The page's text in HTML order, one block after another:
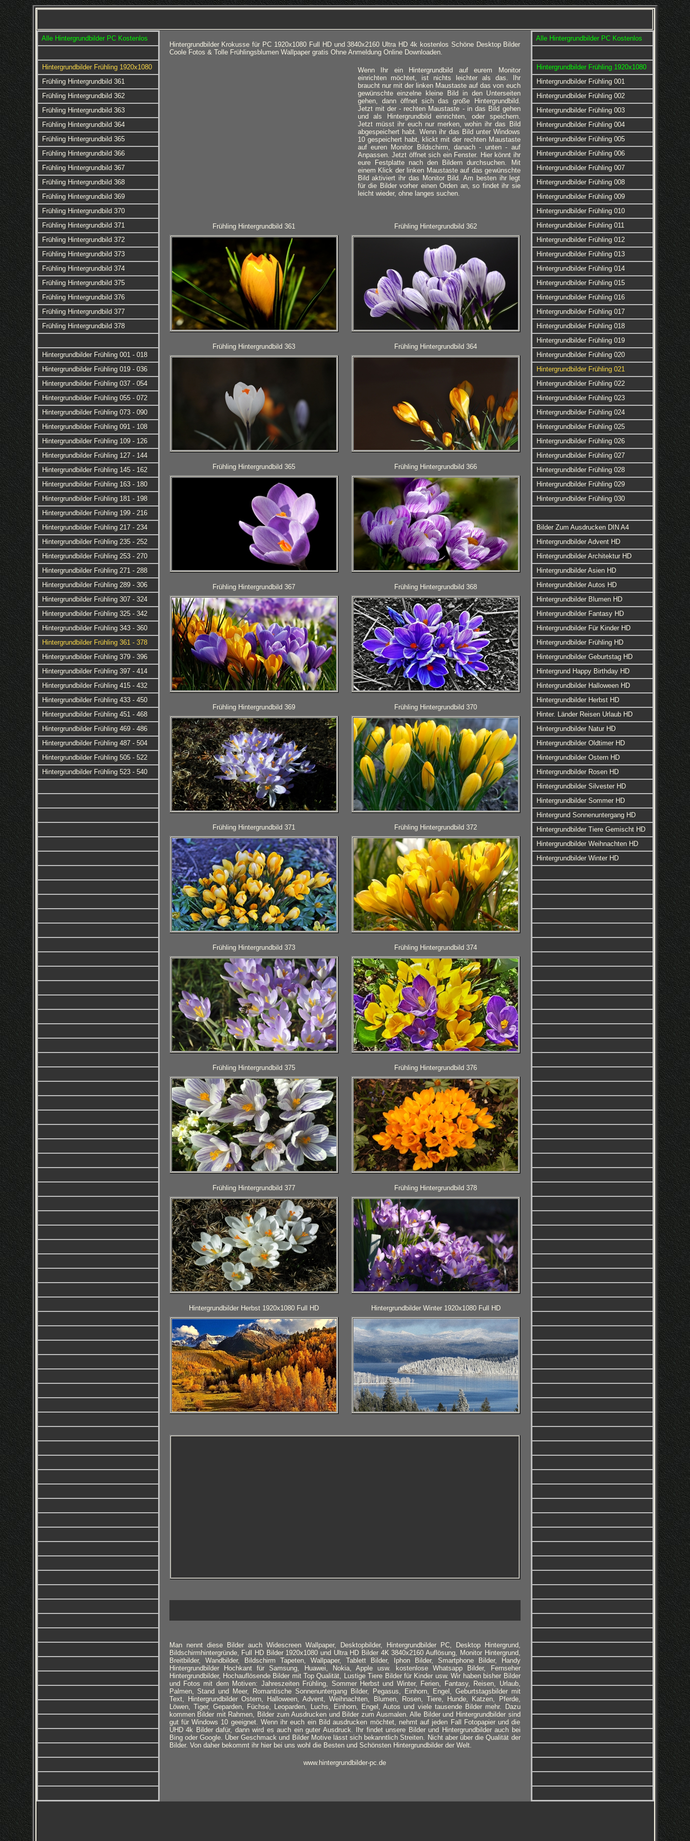
Alle Hintergrundbilder PC Kostenlos
Hintergrundbilder Frühling 1920x1080
Frühling Hintergrundbild 361
Frühling Hintergrundbild 362
Frühling Hintergrundbild 363
Frühling Hintergrundbild 364
Frühling Hintergrundbild 365
Frühling Hintergrundbild 366
Frühling Hintergrundbild 367
Frühling Hintergrundbild 368
Frühling Hintergrundbild 369
Frühling Hintergrundbild 370
Frühling Hintergrundbild 371
Frühling Hintergrundbild 372
Frühling Hintergrundbild 373
Frühling Hintergrundbild 374
Frühling Hintergrundbild 375
Frühling Hintergrundbild 376
Frühling Hintergrundbild 377
Frühling Hintergrundbild 378
Hintergrundbilder Frühling 001 - 018
Hintergrundbilder Frühling 019 - 036
Hintergrundbilder Frühling 037 - 054
Hintergrundbilder Frühling 055 - 072
Hintergrundbilder Frühling 073 - 090
Hintergrundbilder Frühling 091 - 108
Hintergrundbilder Frühling 109 - 126
Hintergrundbilder Frühling 127 - 144
Hintergrundbilder Frühling 145 - 162
Hintergrundbilder Frühling 163 - 180
Hintergrundbilder Frühling 181 - 198
Hintergrundbilder Frühling 199 - 216
Hintergrundbilder Frühling 217 - 234
Hintergrundbilder Frühling 235 - 252
Hintergrundbilder Frühling 253 - 270
Hintergrundbilder Frühling 271 - 288
Hintergrundbilder Frühling 289 - 306
Hintergrundbilder Frühling 307 - 324
Hintergrundbilder Frühling 325 - 342
Hintergrundbilder Frühling 343 - 360
Hintergrundbilder Frühling 361 - 378
Hintergrundbilder Frühling 379 - 396
Hintergrundbilder Frühling 397 - 414
Hintergrundbilder Frühling 415 - 432
Hintergrundbilder Frühling 433 - 450
Hintergrundbilder Frühling 451 - 468
Hintergrundbilder Frühling 469 - 486
Hintergrundbilder Frühling 487 - 504
Hintergrundbilder Frühling 505 - 522
Hintergrundbilder Frühling 523 - 540
Hintergrundbilder Krokusse für PC 1920x1080 Full HD und 3840x2160 Ultra HD 4k kostenlos Schöne Desktop Bilder
Coole Fotos & Tolle Frühlingsblumen Wallpaper gratis Ohne Anmeldung Online Downloaden.
Wenn Ihr ein Hintergrundbild auf eurem Monitor
einrichten möchtet, ist nichts leichter als das. Ihr
braucht nur mit der linken Maustaste auf das von euch
gewünschte einzelne kleine Bild in den Unterseiten
gehen, dann öffnet sich das große Hintergrundbild.
Jetzt mit der - rechten Maustaste - in das Bild gehen
und als Hintergrundbild einrichten, oder speichern.
Jetzt müsst ihr euch nur merken, wohin ihr das Bild
abgespeichert habt. Wenn ihr das Bild unter Windows
10 gespeichert habt, klickt mit der rechten Maustaste
auf euren Monitor Bildschirm, danach - unten - auf
Anpassen. Jetzt öffnet sich ein Fenster. Hier könnt ihr
eure Festplatte nach den Bildern durchsuchen. Mit
einem Klick der linken Maustaste auf das gewünschte
Bild aktiviert ihr das Monitor Bild. Am besten ihr legt
für die Bilder vorher einen Orden an, so findet ihr sie
leicht wieder, ohne langes suchen.
Frühling Hintergrundbild 361 Frühling Hintergrundbild 362
Frühling Hintergrundbild 363 Frühling Hintergrundbild 364
Frühling Hintergrundbild 365 Frühling Hintergrundbild 366
Frühling Hintergrundbild 367 Frühling Hintergrundbild 368
Frühling Hintergrundbild 369 Frühling Hintergrundbild 370
Frühling Hintergrundbild 371 Frühling Hintergrundbild 372
Frühling Hintergrundbild 373 Frühling Hintergrundbild 374
Frühling Hintergrundbild 375 Frühling Hintergrundbild 376
Frühling Hintergrundbild 377 Frühling Hintergrundbild 378
Hintergrundbilder Herbst 1920x1080 Full HD Hintergrundbilder Winter 1920x1080 Full HD
Man nennt diese Bilder auch Widescreen Wallpaper, Desktopbilder, Hintergrundbilder PC, Desktop Hintergrund,
Bildschirmhintergründe, Full HD Bilder 1920x1080 und Ultra HD Bilder 4K 3840x2160 Auflösung, Monitor Hintergrund,
Breitbilder, Wandbilder, Bildschirm Tapeten, Wallpaper, Tablett Bilder, Iphon Bilder, Smartphone Bilder, Handy
Hintergrundbilder Hochkant für Samsung, Huawei, Nokia, Apple usw. kostenlose Whatsapp Bilder, Fernseher
Hintergrundbilder, Hochauflösende Bilder mit Top Qualität, Lustige Tiere Bilder für Kinder usw. Wir haben bisher Bilder
und Fotos mit dem Motiven: Jahreszeiten Frühling, Sommer Herbst und Winter, Ferien, Fantasy, Reisen, Urlaub,
Palmen, Stand und Meer, Romantische Sonnenuntergang Bilder, Pegasus, Einhorn, Engel, Geburtstagsbilder mit
Text, Hintergrundbilder Ostern, Halloween, Advent, Weihnachten, Blumen, Rosen, Tiere, Hunde, Katzen, Pferde,
Löwen, Tiger, Geparden, Füchse, Leoparden, Luchs, Einhorn, Engel, Autos und viele tausende Bilder mehr. Dazu
kommen Bilder mit Rahmen, Bilder zum Ausdrucken und Bilder zum Ausmalen. Alle Bilder und Hintergrundbilder sind
gut für Windows 10 geeignet. Wenn ihr euch ein Bild ausdrucken möchtet, nehmt auf jeden Fall Fotopapier und die
UHD 4k Bilder dafür, dann wird es auch ein guter Ausdruck. Ihr findet unsere Bilder und Hintergrundbilder auch bei
Bing oder Google. Über Geschmack und Bilder Motive lässt sich bekanntlich Streiten. Nicht aber über die Qualität der
Bilder. Von daher bekommt ihr hier bei uns wohl die Besten und Schönsten Hintergrundbilder der Welt.
www.hintergrundbilder-pc.de
Alle Hintergrundbilder PC Kostenlos
Hintergrundbilder Frühling 1920x1080
Hintergrundbilder Frühling 001
Hintergrundbilder Frühling 002
Hintergrundbilder Frühling 003
Hintergrundbilder Frühling 004
Hintergrundbilder Frühling 005
Hintergrundbilder Frühling 006
Hintergrundbilder Frühling 007
Hintergrundbilder Frühling 008
Hintergrundbilder Frühling 009
Hintergrundbilder Frühling 010
Hintergrundbilder Frühling 011
Hintergrundbilder Frühling 012
Hintergrundbilder Frühling 013
Hintergrundbilder Frühling 014
Hintergrundbilder Frühling 015
Hintergrundbilder Frühling 016
Hintergrundbilder Frühling 017
Hintergrundbilder Frühling 018
Hintergrundbilder Frühling 019
Hintergrundbilder Frühling 020
Hintergrundbilder Frühling 021
Hintergrundbilder Frühling 022
Hintergrundbilder Frühling 023
Hintergrundbilder Frühling 024
Hintergrundbilder Frühling 025
Hintergrundbilder Frühling 026
Hintergrundbilder Frühling 027
Hintergrundbilder Frühling 028
Hintergrundbilder Frühling 029
Hintergrundbilder Frühling 030
Bilder Zum Ausdrucken DIN A4
Hintergrundbilder Advent HD
Hintergrundbilder Architektur HD
Hintergrundbilder Asien HD
Hintergrundbilder Autos HD
Hintergrundbilder Blumen HD
Hintergrundbilder Fantasy HD
Hintergrundbilder Für Kinder HD
Hintergrundbilder Frühling HD
Hintergrundbilder Geburtstag HD
Hintergrund Happy Birthday HD
Hintergrundbilder Halloween HD
Hintergrundbilder Herbst HD
Hinter. Länder Reisen Urlaub HD
Hintergrundbilder Natur HD
Hintergrundbilder Oldtimer HD
Hintergrundbilder Ostern HD
Hintergrundbilder Rosen HD
Hintergrundbilder Silvester HD
Hintergrundbilder Sommer HD
Hintergrund Sonnenuntergang HD
Hintergrundbilder Tiere Gemischt HD
Hintergrundbilder Weihnachten HD
Hintergrundbilder Winter HD